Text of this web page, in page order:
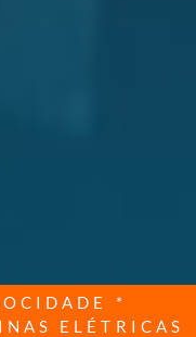
*
ELÉTRICAS